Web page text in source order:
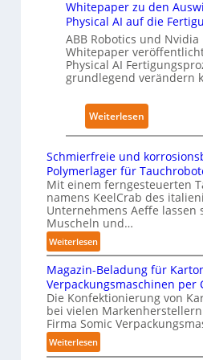
2
4
4
3
-
2
r
a
i
n
i
g
s
e
t
z
w
k
f
ü
r
P
n
g
e
n
s
t
N
o
t
s
d
i
m
K
Whitepaper zu den
Physical AI auf die
ABB Robotics und
Whitepaper
Physical AI
grundlegend verändern
Weiterlesen
W
h
i
t
e
p
e
r
z
u
Schmierfreie und
Polymerlager für
Mit einem ferngesteuerten
namens KeelCrab des
Unternehmens Aeffe lassen
Muscheln und…
Weiterlesen:
S
c
h
m
i
e
r
Magazin-Beladung für
Verpackungsmaschinen per
Die Konfektionierung von
bei vielen
Firma Somic
Weiterlesen:
M